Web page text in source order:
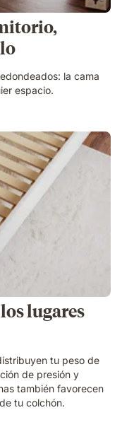
la cama
espacio.
lugares
tu peso de
de presión y
también favorecen
tu colchón.